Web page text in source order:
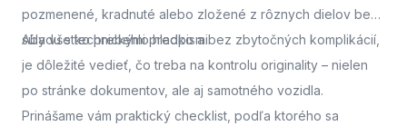
pozmenené, kradnuté alebo zložené z rôznych dielov bez
súladu s technickými predpismi.
Aby všetko prebehlo hladko a bez zbytočných komplikácií,
je dôležité vedieť, čo treba na kontrolu originality – nielen
po stránke dokumentov, ale aj samotného vozidla.
Prinášame vám praktický checklist, podľa ktorého sa